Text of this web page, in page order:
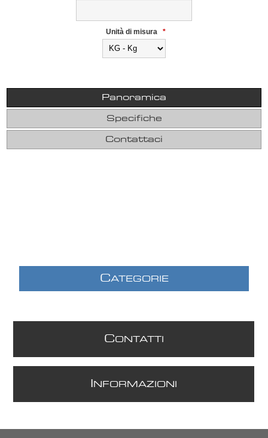
Unità di misura *
Panoramica
Specifiche
Contattaci
CATEGORIE
CONTATTI
NFORMAZIONI